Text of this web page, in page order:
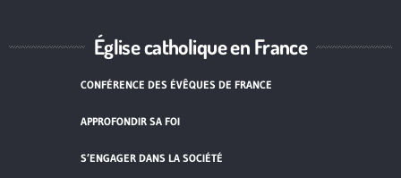
Église catholique en France
CONFÉRENCE DES ÉVÊQUES DE FRANCE
APPROFONDIR SA FOI
S’ENGAGER DANS LA SOCIÉTÉ